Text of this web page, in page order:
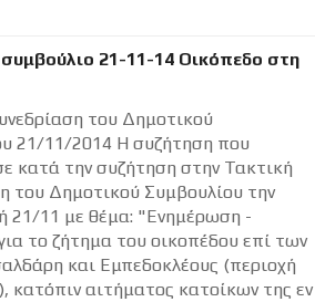
21-11-14 Οικόπεδο στη
του Δημοτικού
21/11/2014 Η συζήτηση που
κατά την συζήτηση στην Τακτική
του Δημοτικού Συμβουλίου την
21/11 με θέμα: "Ενημέρωση -
το ζήτημα του οικοπέδου επί των
και Εμπεδοκλέους (περιοχή
κατόπιν αιτήματος κατοίκων της εν